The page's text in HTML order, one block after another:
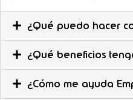
¿Qué puedo hacer
¿Qué beneficios
¿Cómo me ayuda